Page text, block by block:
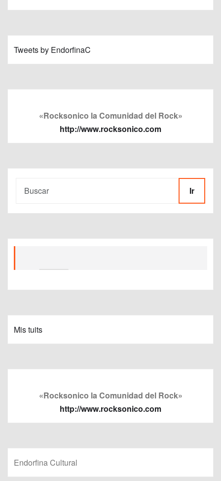
Tweets by EndorfinaC
«Rocksonico la Comunidad del Rock»
http://www.rocksonico.com
Ir
Mis tuits
«Rocksonico la Comunidad del Rock»
http://www.rocksonico.com
Endorfina Cultural